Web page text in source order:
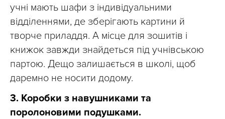
учні мають шафи з індивідуальними
відділеннями, де зберігають картини й
творче приладдя. А місце для зошитів і
книжок завжди знайдеться під учнівською
партою. Дещо залишається в школі, щоб
даремно не носити додому.
3. Коробки з навушниками та
поролоновими подушками.